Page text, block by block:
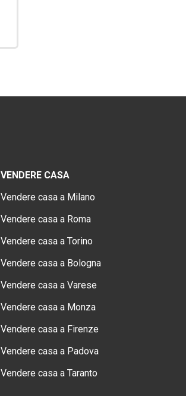
VENDERE CASA
Vendere casa a Milano
Vendere casa a Roma
Vendere casa a Torino
Vendere casa a Bologna
Vendere casa a Varese
Vendere casa a Monza
Vendere casa a Firenze
Vendere casa a Padova
Vendere casa a Taranto